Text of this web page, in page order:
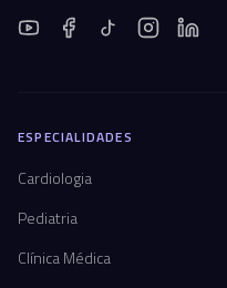
ESPECIALIDADES
Cardiologia
Pediatria
Clínica Médica